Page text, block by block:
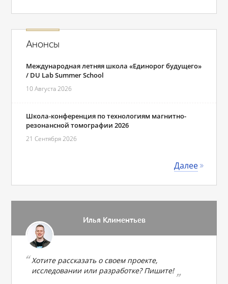
Анонсы
Международная летняя школа «Единорог будущего»
/ DU Lab Summer School
10 Августа 2026
Школа-конференция по технологиям магнитно-
резонансной томографии 2026
21 Сентября 2026
Далее
Илья Климентьев
Хотите рассказать о своем проекте,
исследовании или разработке? Пишите!